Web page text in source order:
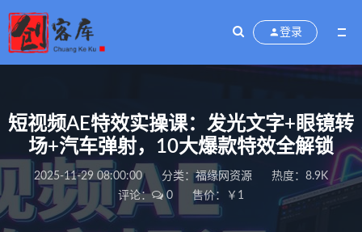
登录
短视频AE特效实操课：发光文字+眼镜转
场+汽车弹射，10大爆款特效全解锁
2025-11-29 08:00:00 分类：福缘网资源
热度：8.9K
评论：
0 售价：￥1